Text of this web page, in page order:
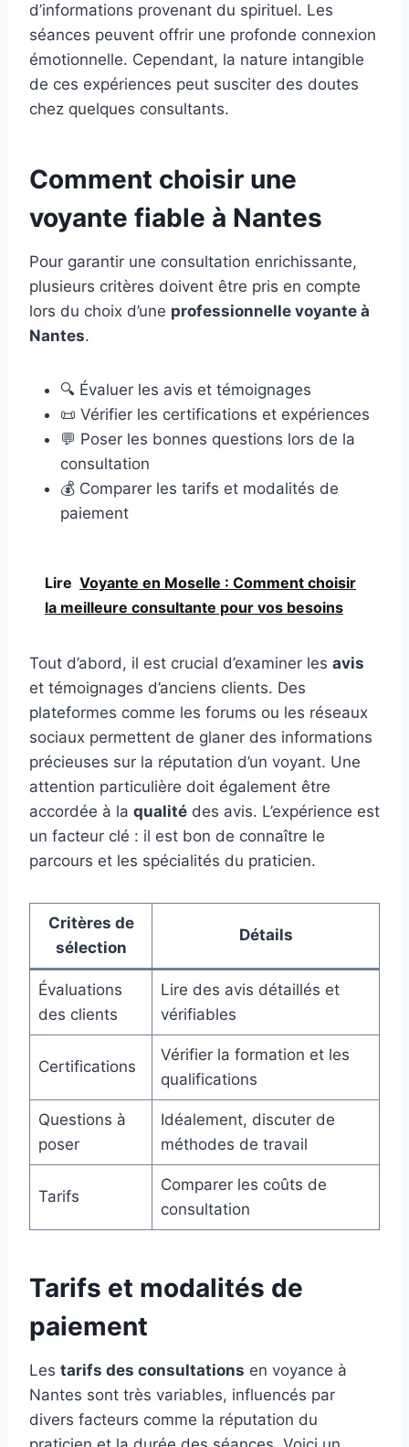
d’informations provenant du spirituel. Les
séances peuvent offrir une profonde connexion
émotionnelle. Cependant, la nature intangible
de ces expériences peut susciter des doutes
chez quelques consultants.
Comment choisir une
voyante fiable à Nantes
Pour garantir une consultation enrichissante,
plusieurs critères doivent être pris en compte
lors du choix d’une professionnelle voyante à
Nantes.
🔍 Évaluer les avis et témoignages
📜 Vérifier les certifications et expériences
💬 Poser les bonnes questions lors de la
consultation
💰 Comparer les tarifs et modalités de
paiement
Lire Voyante en Moselle : Comment choisir
la meilleure consultante pour vos besoins
Tout d’abord, il est crucial d’examiner les avis
et témoignages d’anciens clients. Des
plateformes comme les forums ou les réseaux
sociaux permettent de glaner des informations
précieuses sur la réputation d’un voyant. Une
attention particulière doit également être
accordée à la qualité des avis. L’expérience est
un facteur clé : il est bon de connaître le
parcours et les spécialités du praticien.
Critères de
sélection
Détails
Évaluations
des clients
Lire des avis détaillés et
vérifiables
Certifications
Vérifier la formation et les
qualifications
Questions à
poser
Idéalement, discuter de
méthodes de travail
Tarifs
Comparer les coûts de
consultation
Tarifs et modalités de
paiement
Les tarifs des consultations en voyance à
Nantes sont très variables, influencés par
divers facteurs comme la réputation du